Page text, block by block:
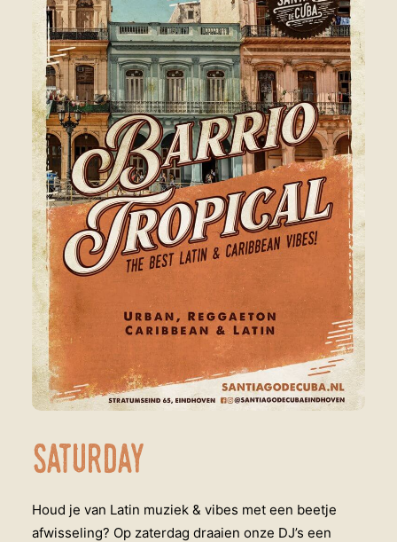
Saturday
Houd je van Latin muziek & vibes met een beetje
afwisseling? Op zaterdag draaien onze DJ’s een